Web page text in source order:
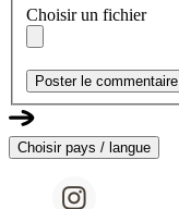
Choisir un fichier
Poster le commentaire
Choisir pays / langue